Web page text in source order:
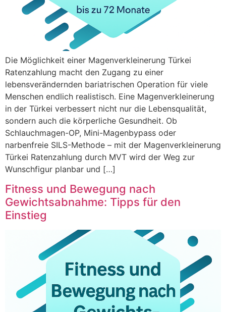
Die Möglichkeit einer Magenverkleinerung Türkei
Ratenzahlung macht den Zugang zu einer
lebensverändernden bariatrischen Operation für viele
Menschen endlich realistisch. Eine Magenverkleinerung
in der Türkei verbessert nicht nur die Lebensqualität,
sondern auch die körperliche Gesundheit. Ob
Schlauchmagen-OP, Mini-Magenbypass oder
narbenfreie SILS-Methode – mit der Magenverkleinerung
Türkei Ratenzahlung durch MVT wird der Weg zur
Wunschfigur planbar und […]
Fitness und Bewegung nach
Gewichtsabnahme: Tipps für den
Einstieg